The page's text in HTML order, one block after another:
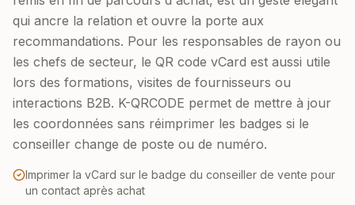
qui ancre la relation et ouvre la porte aux
recommandations. Pour les responsables de rayon ou
les chefs de secteur, le QR code vCard est aussi utile
lors des formations, visites de fournisseurs ou
interactions B2B. K-QRCODE permet de mettre à jour
les coordonnées sans réimprimer les badges si le
conseiller change de poste ou de numéro.
Imprimer la vCard sur le badge du conseiller de vente pour
un contact après achat